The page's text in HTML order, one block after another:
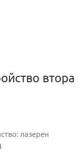
втора
лазерен